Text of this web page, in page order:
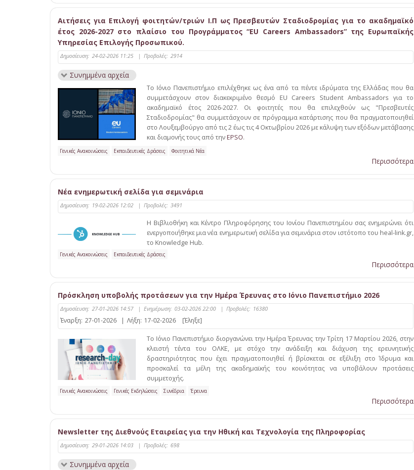
Αιτήσεις για Επιλογή φοιτητών/τριών Ι.Π ως Πρεσβευτών Σταδιοδρομίας για το ακαδημαϊκό
έτος 2026-2027 στο πλαίσιο του Προγράμματος “EU Careers Ambassadors” της Ευρωπαϊκής
Υπηρεσίας Επιλογής Προσωπικού.
Δημοσίευση: 24-02-2026 11:25 | Προβολές: 2914
Συνημμένα αρχεία
Το Ιόνιο Πανεπιστήμιο επιλέχθηκε ως ένα από τα πέντε ιδρύματα της Ελλάδας που θα
συμμετάσχουν στον διακεκριμένο θεσμό EU Careers Student Ambassadors για το
ακαδημαϊκό έτος 2026-2027. Οι φοιτητές που θα επιλεχθούν ως "Πρεσβευτές
Σταδιοδρομίας" θα συμμετάσχουν σε πρόγραμμα κατάρτισης που θα πραγματοποιηθεί
στο Λουξεμβούργο από τις 2 έως τις 4 Οκτωβρίου 2026 με κάλυψη των εξόδων μετάβασης
και διαμονής τους από τηνEPSO.
Γενικές Ανακοινώσεις Εκπαιδευτικές Δράσεις Φοιτητικά Νέα
Περισσότερα
Νέα ενημερωτική σελίδα για σεμινάρια
Δημοσίευση: 19-02-2026 12:02 | Προβολές: 3491
Η Βιβλιοθήκη και Κέντρο Πληροφόρησης του Ιονίου Πανεπιστημίου σας ενημερώνει ότι
ενεργοποιήθηκε μια νέα ενημερωτική σελίδα για σεμινάρια στον ιστότοπο του heal-link.gr,
το Knowledge Hub.
Γενικές Ανακοινώσεις Εκπαιδευτικές Δράσεις
Περισσότερα
Πρόσκληση υποβολής προτάσεων για την Ημέρα Έρευνας στο Ιόνιο Πανεπιστήμιο 2026
Δημοσίευση: 27-01-2026 14:57 | Ενημέρωση: 03-02-2026 22:00 | Προβολές: 16380
Έναρξη: 27-01-2026 | Λήξη: 17-02-2026 [Έληξε]
Το Ιόνιο Πανεπιστήμιο διοργανώνει την Ημέρα Έρευνας την Τρίτη 17 Μαρτίου 2026, στην
κλειστή τέντα του ΟΛΚΕ, με στόχο την ανάδειξη και διάχυση της ερευνητικής
δραστηριότητας που έχει πραγματοποιηθεί ή βρίσκεται σε εξέλιξη στο Ίδρυμα και
προσκαλεί τα μέλη της ακαδημαϊκής του κοινότητας να υποβάλουν προτάσεις
συμμετοχής.
Γενικές Ανακοινώσεις Γενικές Εκδηλώσεις Συνέδρια Έρευνα
Περισσότερα
Newsletter της Διεθνούς Εταιρείας για την Ηθική και Τεχνολογία της Πληροφορίας
Δημοσίευση: 29-01-2026 14:03 | Προβολές: 698
Συνημμένα αρχεία